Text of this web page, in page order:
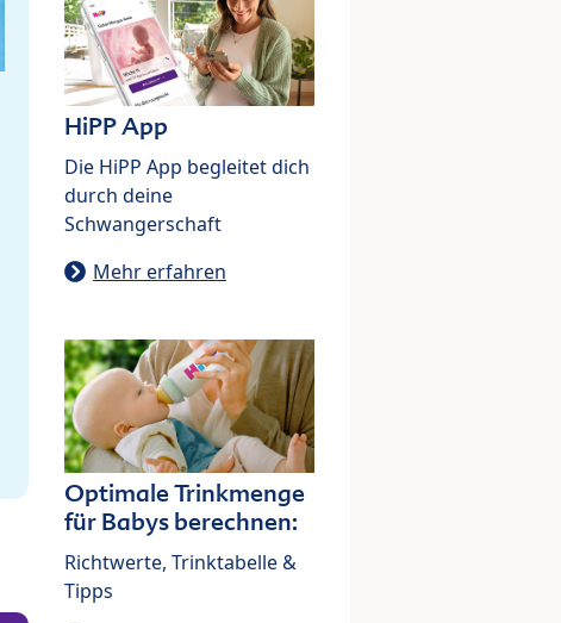
HiPP App
Die HiPP App begleitet dich
durch deine
Schwangerschaft
Mehr erfahren
Optimale Trinkmenge
für Babys berechnen:
Richtwerte, Trinktabelle &
Tipps